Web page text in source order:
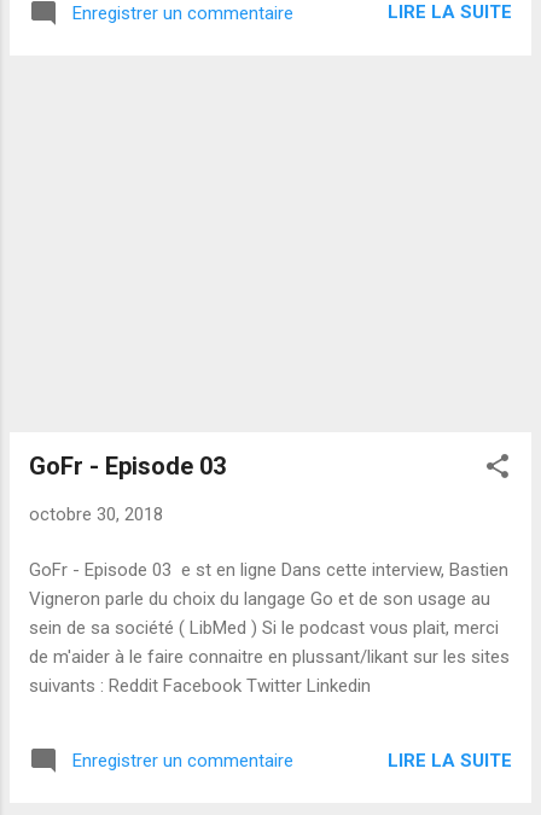
reddit twitter
Enregistrer un commentaire LIRE LA SUITE
GoFr - Episode 03
octobre 30, 2018
GoFr - Episode 03 e st en ligne Dans cette interview, Bastien
Vigneron parle du choix du langage Go et de son usage au
sein de sa société ( LibMed ) Si le podcast vous plait, merci
de m'aider à le faire connaitre en plussant/likant sur les sites
suivants : Reddit Facebook Twitter Linkedin
Enregistrer un commentaire LIRE LA SUITE